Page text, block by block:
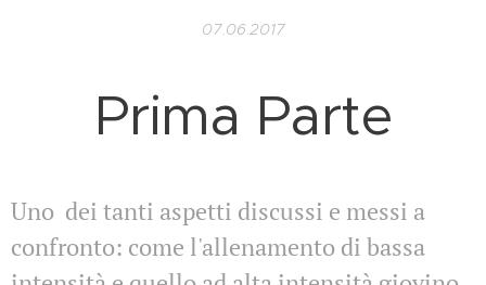
07.06.2017
Prima Parte
Uno dei tanti aspetti discussi e messi a
confronto: come l'allenamento di bassa